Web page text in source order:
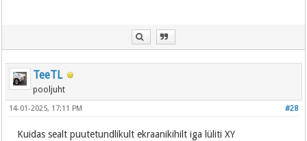
TeeTL
pooljuht
#28
14-01-2025, 17:11 PM
Kuidas sealt puutetundlikult ekraanikihilt iga lüliti XY